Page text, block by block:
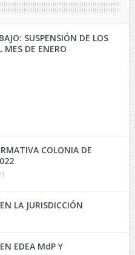
SUSPENSIÓN DE LOS
MES DE ENERO
COLONIA DE
LA JURISDICCIÓN
EDEA MdP Y